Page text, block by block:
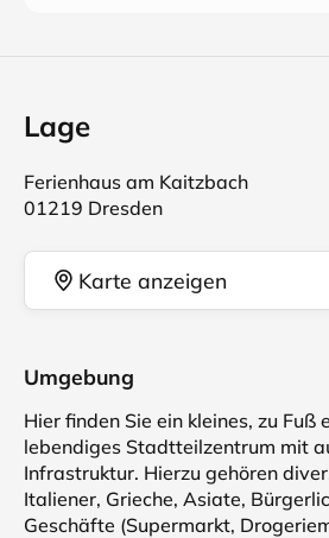
Lage
Ferienhaus am Kaitzbach
01219 Dresden
Karte anzeigen
Umgebung
Hier finden Sie ein kleines, zu Fuß
lebendiges Stadtteilzentrum mit
Infrastruktur. Hierzu gehören
Italiener, Grieche, Asiate,
Geschäfte (Supermarkt,